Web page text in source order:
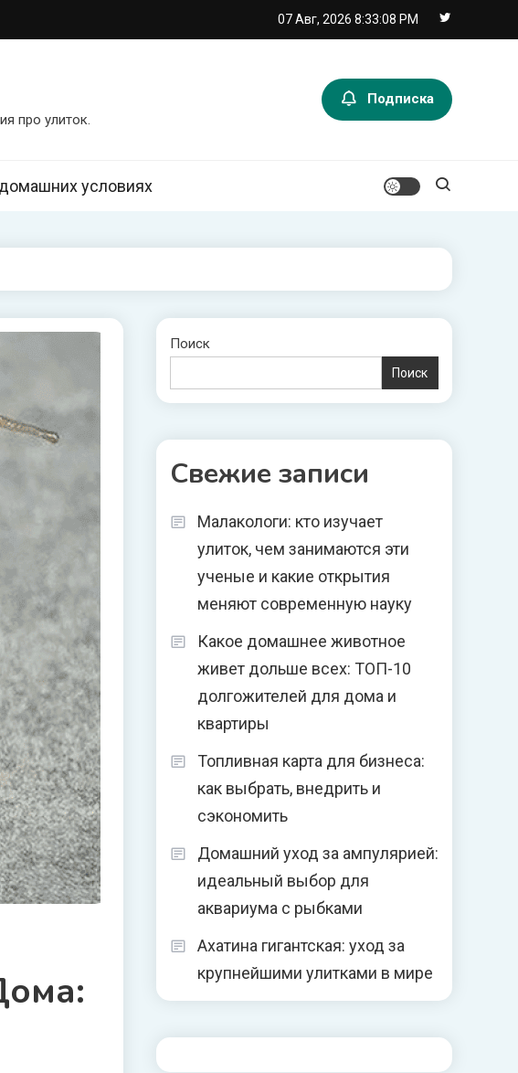
07 Авг, 2026 8:33:09 PM
про улиток.
Подписка
условиях
Поиск
Поиск
Свежие записи
Малакологи: кто изучает
улиток, чем занимаются эти
ученые и какие открытия
меняют современную науку
Какое домашнее животное
живет дольше всех: ТОП-10
долгожителей для дома и
квартиры
Топливная карта для бизнеса:
как выбрать, внедрить и
сэкономить
Домашний уход за ампулярией:
идеальный выбор для
аквариума с рыбками
Ахатина гигантская: уход за
крупнейшими улитками в мире